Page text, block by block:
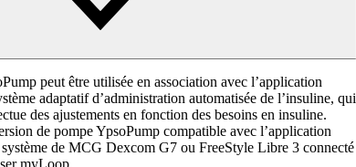
peut être utilisée en association avec l’application
adaptatif d’administration automatisée de l’insuline, qui
des ajustements en fonction des besoins en insuline.
de pompe YpsoPump compatible avec l’application
de MCG Dexcom G7 ou FreeStyle Libre 3 connecté
myLoop.